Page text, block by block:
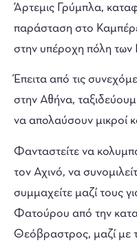
Άρτεμις Γρύμπλα,
παράσταση στο
στην υπέροχη πόλη των
Έπειτα από τις
στην Αθήνα,
να απολαύσουν μικροί
Φανταστείτε να
τον Αχινό, να
συμμαχείτε μαζί τους
Φατούρου από την
Θεόβραστρος, μαζί με